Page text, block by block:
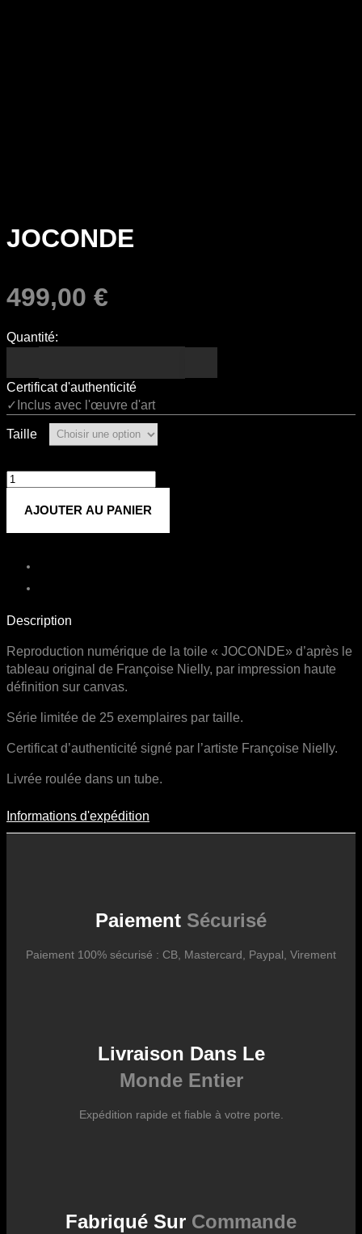
JOCONDE
499,00 €
Quantité:
Certificat d'authenticité
✓Inclus avec l'œuvre d'art
Taille
quantité
JOCONDE
AJOUTER AU PANIER
Description
Reproduction numérique de la toile « JOCONDE» d’après le
tableau original de Françoise Nielly, par impression haute
définition sur canvas.
Série limitée de 25 exemplaires par taille.
Certificat d’authenticité signé par l’artiste Françoise Nielly.
Livrée roulée dans un tube.
Informations D'expédition
des fluctuations tarifaires des transporteurs internationaux.
Informations d'expédition
Paiement Sécurisé
Paiement 100% sécurisé : CB, Mastercard, Paypal, Virement
Livraison Dans Le
Monde Entier
Expédition rapide et fiable à votre porte.
Fabriqué Sur Commande